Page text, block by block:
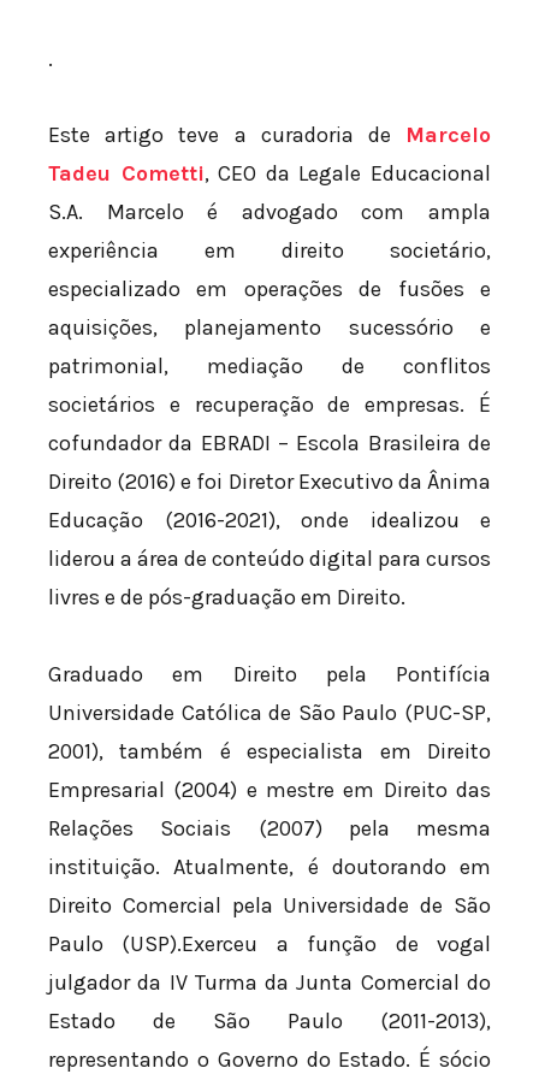
.
Este artigo teve a curadoria de Marcelo
Tadeu Cometti, CEO da Legale Educacional
S.A. Marcelo é advogado com ampla
experiência em direito societário,
especializado em operações de fusões e
aquisições, planejamento sucessório e
patrimonial, mediação de conflitos
societários e recuperação de empresas. É
cofundador da EBRADI – Escola Brasileira de
Direito (2016) e foi Diretor Executivo da Ânima
Educação (2016-2021), onde idealizou e
liderou a área de conteúdo digital para cursos
livres e de pós-graduação em Direito.
Graduado em Direito pela Pontifícia
Universidade Católica de São Paulo (PUC-SP,
2001), também é especialista em Direito
Empresarial (2004) e mestre em Direito das
Relações Sociais (2007) pela mesma
instituição. Atualmente, é doutorando em
Direito Comercial pela Universidade de São
Paulo (USP).Exerceu a função de vogal
julgador da IV Turma da Junta Comercial do
Estado de São Paulo (2011-2013),
representando o Governo do Estado. É sócio